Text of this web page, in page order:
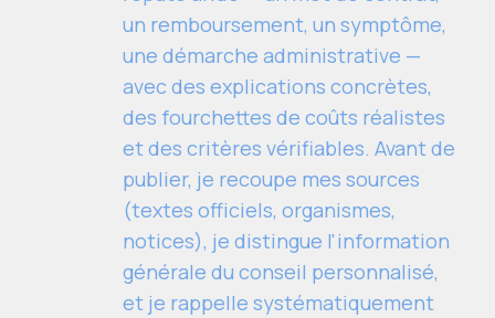
un remboursement, un symptôme,
une démarche administrative —
avec des explications concrètes,
des fourchettes de coûts réalistes
et des critères vérifiables. Avant de
publier, je recoupe mes sources
(textes officiels, organismes,
notices), je distingue l'information
générale du conseil personnalisé,
et je rappelle systématiquement